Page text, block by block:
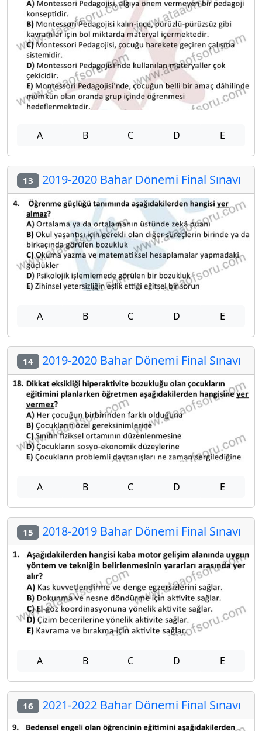
A B C D E
13 2019-2020 Bahar Dönemi Final Sınavı
A B C D E
14 2019-2020 Bahar Dönemi Final Sınavı
A B C D E
15 2018-2019 Bahar Dönemi Final Sınavı
A B C D E
16 2021-2022 Bahar Dönemi Final Sınavı